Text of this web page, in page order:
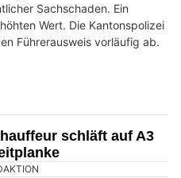
Sachschaden. Ein
Wert. Die Kantonspolizei
Führerausweis vorläufig ab.
schläft auf A3